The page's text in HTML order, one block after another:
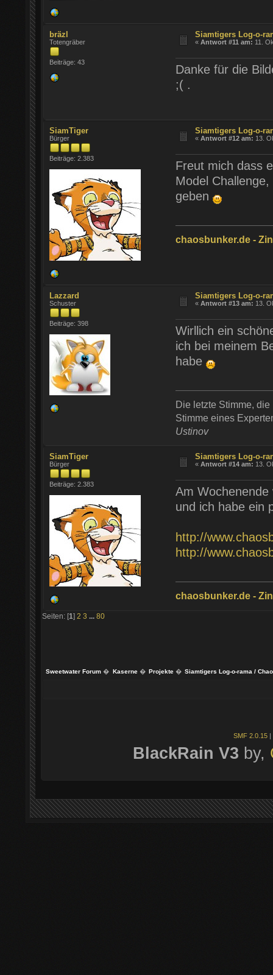
bräzl
Totengräber
Beiträge: 43
Siamtigers Log-o-
«Antwort #11 am: 11.
Danke für die
;( .
SiamTiger
Bürger
Beiträge: 2.383
Siamtigers Log-o-
«Antwort #12 am: 13.
Freut mich dass
Model
geben
chaosbunker.de -
Lazzard
Schuster
Beiträge: 398
Siamtigers Log-o-
«Antwort #13 am: 13.
Wirllich ein
ich bei meinem
habe
Die letzte Stimme,
Stimme eines
Ustinov
SiamTiger
Bürger
Beiträge: 2.383
Siamtigers Log-o-
«Antwort #14 am: 13.
Am Wochenende
und ich habe ein
http://
http://
chaosbunker.de -
Seiten: [1] 2 3 ... 80
Sweetwater Forum � Kaserne� Projekte� Siamtigers Log-o-rama /
SMF 2.0.15 |
BlackRain V3 by,